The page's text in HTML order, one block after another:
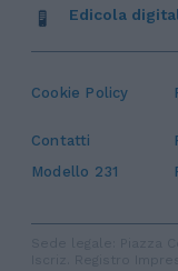
Cookie Policy
Contatti
Modello 231
Edicola